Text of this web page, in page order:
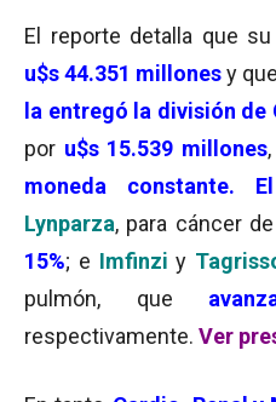
El reporte detalla que su
u$s 44.351 millonesy
la entregó la división de
por u$s 15.539 millones
moneda constante.
Lynparza, para cáncer
15%; e Imfinziy
pulmón, que
respectivamente. Ver